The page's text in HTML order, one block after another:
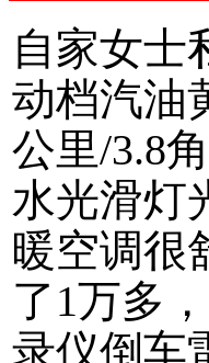
自家女士
动档汽油
公里/3.8
水光滑灯
暖空调很
了1万多
录仪倒车